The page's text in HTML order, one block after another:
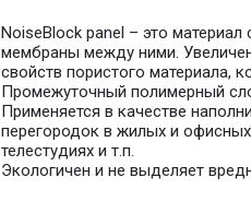
NoiseBlock panel – это
мембраны между ними.
свойств пористого материала,
Промежуточный полимерный
Применяется в качестве
перегородок в жилых и
телестудиях и т.п.
Экологичен и не выделяет